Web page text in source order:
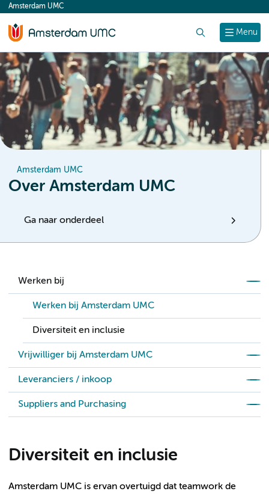
content
Menu
Amsterdam UMC
Amsterdam UMC
Over Amsterdam UMC
Ga naar onderdeel
Werken bij
Werken bij Amsterdam UMC
Diversiteit en inclusie
Vrijwilliger bij Amsterdam UMC
Leveranciers / inkoop
Suppliers and Purchasing
Diversiteit en inclusie
Amsterdam UMC is ervan overtuigd dat teamwork de